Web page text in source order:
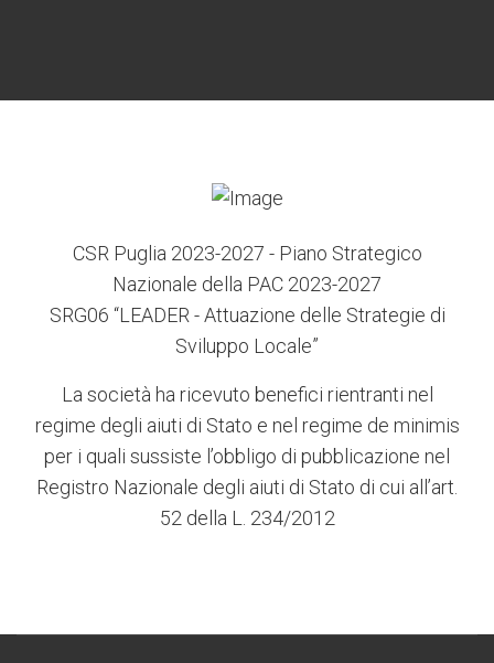
CSR Puglia 2023-2027 - Piano Strategico
Nazionale della PAC 2023-2027
SRG06 “LEADER - Attuazione delle Strategie di
Sviluppo Locale”
La società ha ricevuto benefici rientranti nel
regime degli aiuti di Stato e nel regime de minimis
per i quali sussiste l’obbligo di pubblicazione nel
Registro Nazionale degli aiuti di Stato di cui all’art.
52 della L. 234/2012